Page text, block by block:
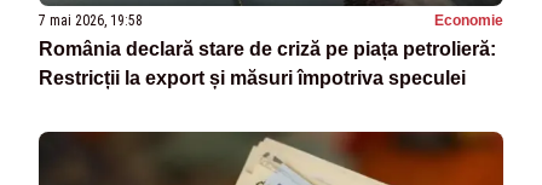
7 mai 2026, 19:58 Economie
România declară stare de criză pe piața petrolieră:
Restricții la export și măsuri împotriva speculei